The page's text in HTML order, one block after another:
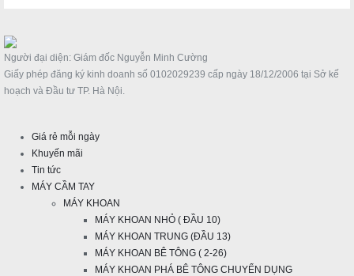
Người đại diện: Giám đốc Nguyễn Minh Cường
Giấy phép đăng ký kinh doanh số 0102029239 cấp ngày 18/12/2006 tại Sở kế
hoạch và Đầu tư TP. Hà Nội.
Giá rẻ mỗi ngày
Khuyến mãi
Tin tức
MÁY CẦM TAY
MÁY KHOAN
MÁY KHOAN NHỎ ( ĐẦU 10)
MÁY KHOAN TRUNG (ĐẦU 13)
MÁY KHOAN BÊ TÔNG ( 2-26)
MÁY KHOAN PHÁ BÊ TÔNG CHUYỂN DỤNG